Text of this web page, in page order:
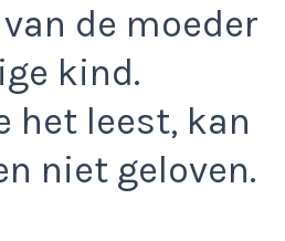
de moeder
kind.
het leest, kan
niet geloven.